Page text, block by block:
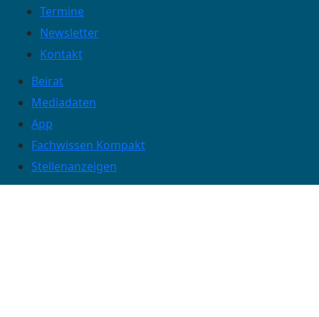
Termine
Newsletter
Kontakt
Beirat
Mediadaten
App
Fachwissen Kompakt
Stellenanzeigen